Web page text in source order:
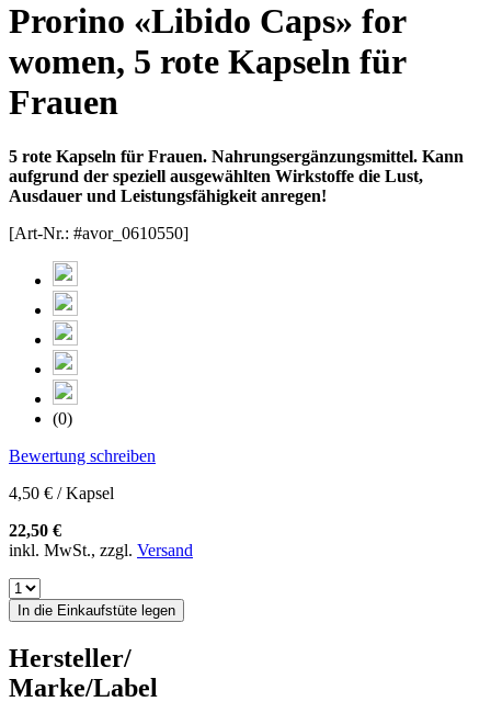
Prorino «Libido Caps» for
women, 5 rote Kapseln für
Frauen
5 rote Kapseln für Frauen. Nahrungsergänzungsmittel. Kann
aufgrund der speziell ausgewählten Wirkstoffe die Lust,
Ausdauer und Leistungsfähigkeit anregen!
[Art-Nr.: #avor_0610550]
(0)
Bewertung schreiben
4,50 € / Kapsel
22,50 €
inkl. MwSt., zzgl. Versand
In die Einkaufstüte legen
Hersteller/
Marke/Label